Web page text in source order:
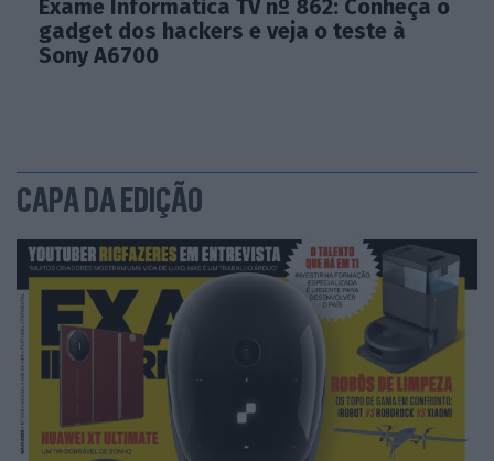
Exame Informática TV nº 862: Conheça o
gadget dos hackers e veja o teste à
Sony A6700
CAPA DA EDIÇÃO